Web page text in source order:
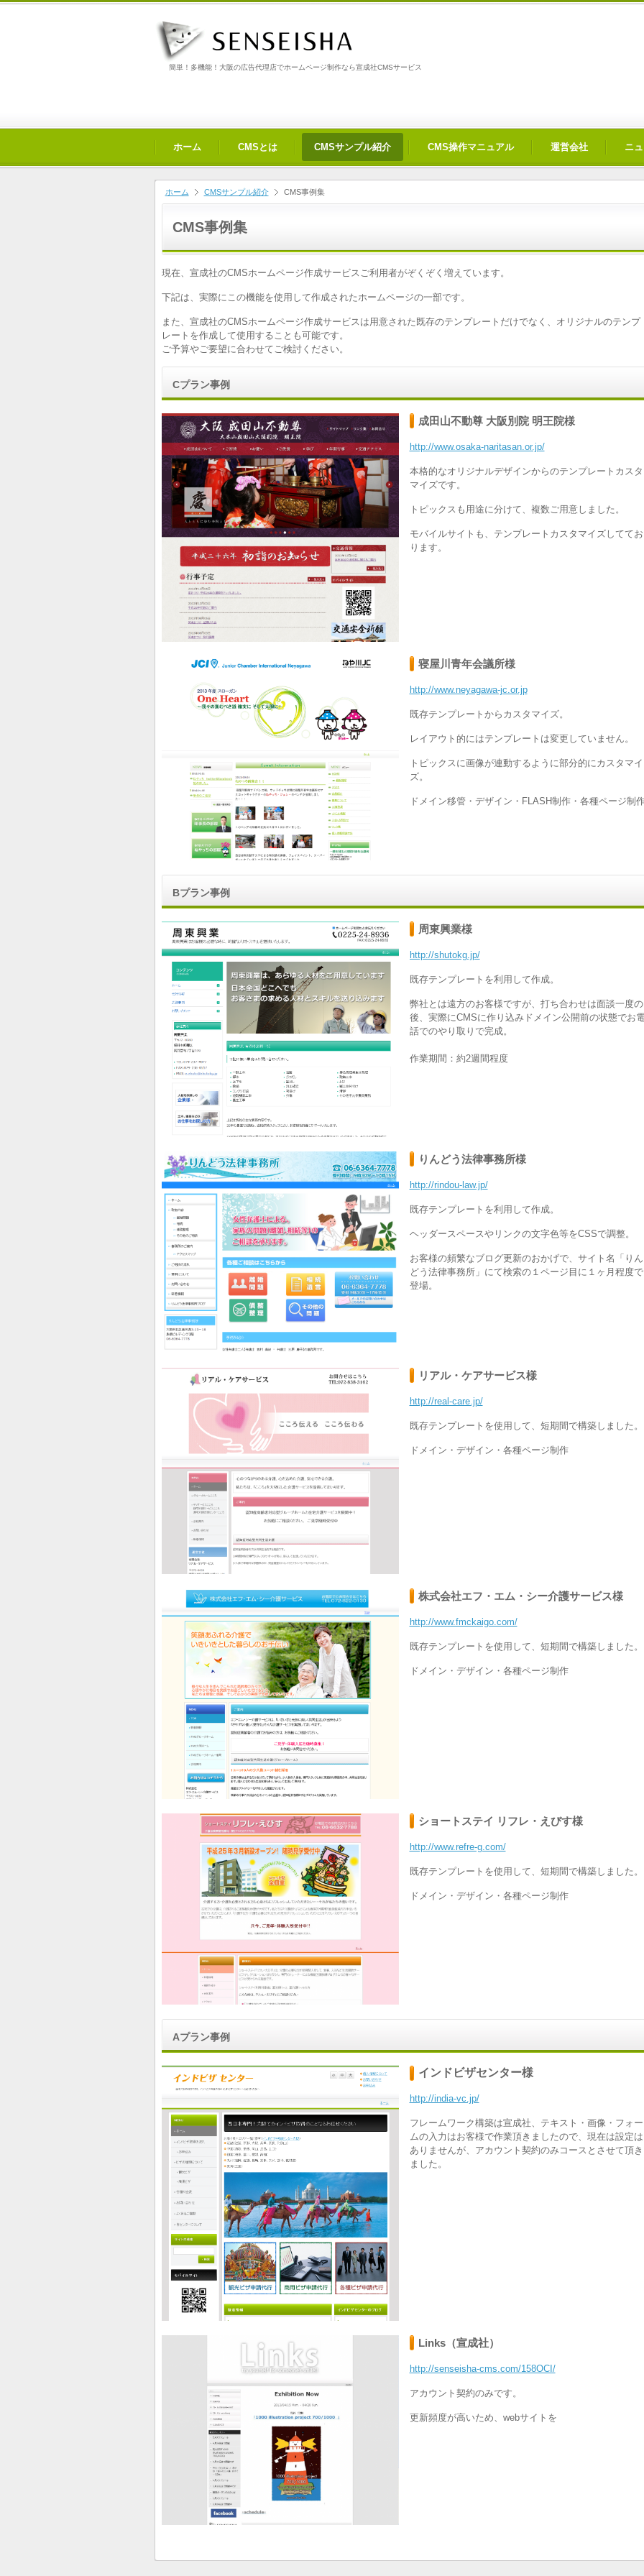
簡単！多機能！大阪の広告代理店でホームページ制作なら宣成社CMSサービス
ホーム CMSとは CMSサンプル紹介 CMS操作マニュアル 運営会社 ニ
ホーム CMSサンプル紹介 CMS事例集
CMS事例集
現在、 宣成社のCMSホームページ作成サービス ご利用者がぞくぞく増えています。
下記は、実際にこの機能を使用して作成されたホームページの一部です。
また、 宣成社のCMSホームページ作成サービス は用意された既存のテンプレートだけでなく、オリジナルのテンプ
レートを作成して使用することも可能です。
ご予算やご要望に合わせてご検討ください。
Cプラン事例
成田山不動尊 大阪別院 明王院様
http://www.osaka-naritasan.or.jp/
本格的なオリジナルデザインからのテンプレートカスタ
マイズです。
トピックスも用途に分けて、複数ご用意しました。
モバイルサイトも、テンプレートカスタマイズしててお
ります。
寝屋川青年会議所様
http://www.neyagawa-jc.or.jp
既存テンプレートからカスタマイズ。
レイアウト的にはテンプレートは変更していません。
トピックスに画像が連動するように部分的にカスタマイ
ズ。
ドメイン移管・デザイン・FLASH制作・各種ページ制
Bプラン事例
周東興業様
http://shutokg.jp/
既存テンプレートを利用して作成。
弊社とは遠方のお客様ですが、打ち合わせは面談一度の
後、実際にCMSに作り込みドメイン公開前の状態でお
話でのやり取りで完成。
作業期間：約2週間程度
りんどう法律事務所様
http://rindou-law.jp/
既存テンプレートを利用して作成。
ヘッダースペースやリンクの文字色等をCSSで調整。
お客様の頻繁なブログ更新のおかげで、サイト名「りん
どう法律事務所」にて検索の１ページ目に１ヶ月程度で
登場。
リアル・ケアサービス様
http://real-care.jp/
既存テンプレートを使用して、短期間で構築しました。
ドメイン・デザイン・各種ページ制作
株式会社エフ・エム・シー介護サービス様
http://www.fmckaigo.com/
既存テンプレートを使用して、短期間で構築しました。
ドメイン・デザイン・各種ページ制作
ショートステイ リフレ・えびす様
http://www.refre-g.com/
既存テンプレートを使用して、短期間で構築しました。
ドメイン・デザイン・各種ページ制作
Aプラン事例
インドビザセンター様
http://india-vc.jp/
フレームワーク構築は宣成社、テキスト・画像・フォー
ムの入力はお客様で作業頂きましたので、現在は設定は
ありませんが、アカウント契約のみコースとさせて頂き
ました。
Links（宣成社）
http://senseisha-cms.com/158OCI/
アカウント契約のみです。
更新頻度が高いため、webサイトを